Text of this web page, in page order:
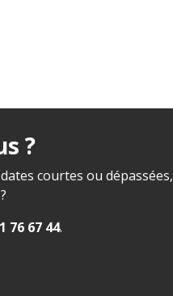
?
courtes ou dépassées,
76 67 44.